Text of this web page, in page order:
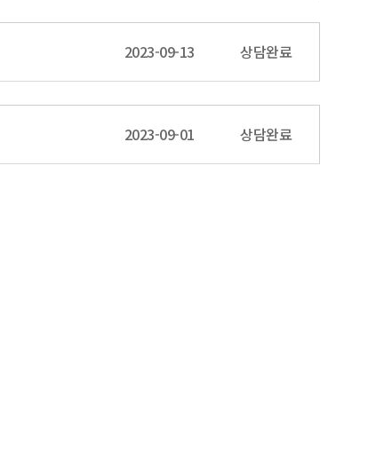
2023-09-13 상담완료
2023-09-01 상담완료